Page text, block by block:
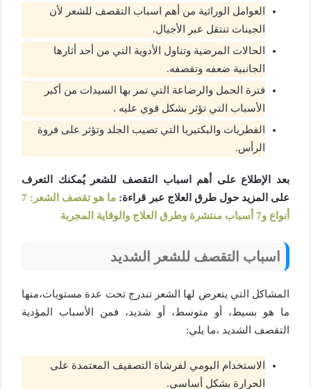
العوامل الوراثية من أهم اسباب التقصف للشعر لأن
الجينات تنتقل عبر الأجيال.
الحالات المرضية وتناول الأدوية التي من أحد أثارها
الجانبية ضعفه وتقصفه.
فترة الحمل والرضاعة التي تمر بها السيدات من أكبر
الأسباب التي تؤثر بشكل قوي عليه .
الفطريات والبكتيريا التي تصيب الجلد وتؤثر على فروة
الرأس.
بعد الإطلاع على أهم اسباب التقصف للشعر يُمكنك التعرف
على المزيد حول طرق العلاج عبر قراءة:
ما هو تقصف الشعر: 7
أنواع و7 أسباب منتشرة وطرق العلاج والوقاية المجربة
اسباب التقصف للشعر الشديد
المشاكل التي يتعرض لها الشعر تندرج تحت عدة مستويات،منها
ما هو بسيط، أو متوسط، أو شديد، فمن الأسباب المؤدية
التقصف الشديد ،ما يلي:
الاستخدام اليومي لفرشاة التصفيف المعتمدة على
الحرارة بشكل أساسي.